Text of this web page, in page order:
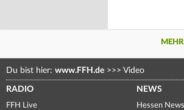
Du bist hier: www.FFH.de >>> Video
RADIO
FFH Live
NEWS
Hessen News